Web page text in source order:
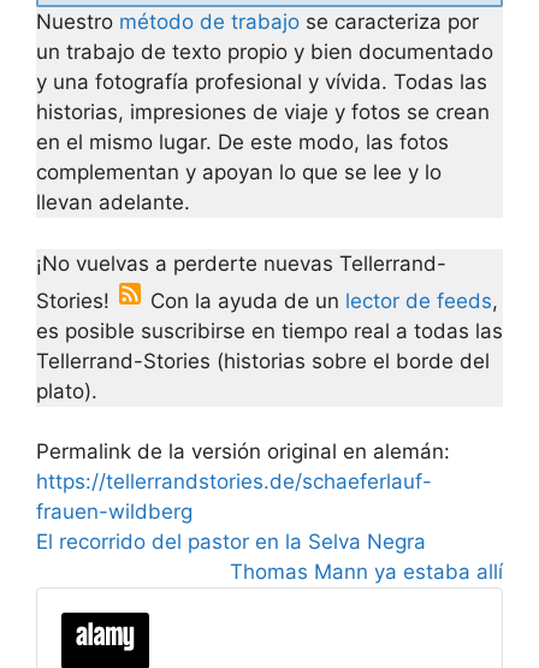
Nuestro método de trabajo se caracteriza por
un trabajo de texto propio y bien documentado
y una fotografía profesional y vívida. Todas las
historias, impresiones de viaje y fotos se crean
en el mismo lugar. De este modo, las fotos
complementan y apoyan lo que se lee y lo
llevan adelante.
¡No vuelvas a perderte nuevas Tellerrand-
Stories!
Con la ayuda de un lector de feeds,
es posible suscribirse en tiempo real a todas las
Tellerrand-Stories (historias sobre el borde del
plato).
Permalink de la versión original en alemán:
https://tellerrandstories.de/schaeferlauf-
frauen-wildberg
El recorrido del pastor en la Selva Negra
Thomas Mann ya estaba allí